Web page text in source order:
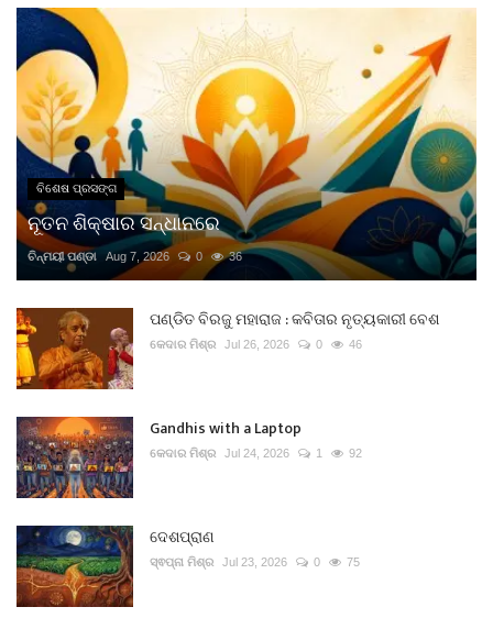
ବିଶେଷ ପ୍ରସଙ୍ଗ
ନୂତନ ଶିକ୍ଷାର ସନ୍ଧାନରେ
ଚିନ୍ମୟୀ ପଣ୍ଡା Aug 7, 2026 0 36
ପଣ୍ଡିତ ବିରଜୁ ମହାରାଜ : କବିତାର ନୃତ୍ୟକାରୀ ବେଶ
କେଦାର ମିଶ୍ର Jul 26, 2026 0 46
Gandhis with a Laptop
କେଦାର ମିଶ୍ର Jul 24, 2026 1 92
ଦେଶପ୍ରାଣ
ସ୍ଵପ୍ନା ମିଶ୍ର Jul 23, 2026 0 75